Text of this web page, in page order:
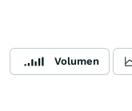
Volumen